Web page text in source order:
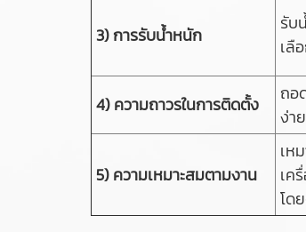
3) การรับน้ำหนัก
รับ
เลื
4) ความถาวรในการติดตั้ง
ถอ
ง่าย
5) ความเหมาะสมตามงาน
เห
เค
โด